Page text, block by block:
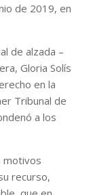
de 2019, en
de alzada –
Gloria Solís
en la
Tribunal de
a los
motivos
recurso,